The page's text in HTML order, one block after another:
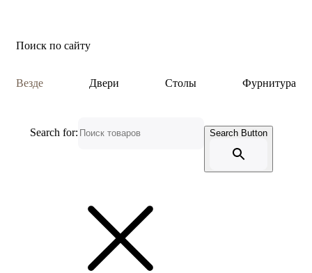
Поиск по сайту
Везде Двери Столы Фурнитура
Search for: Search Button